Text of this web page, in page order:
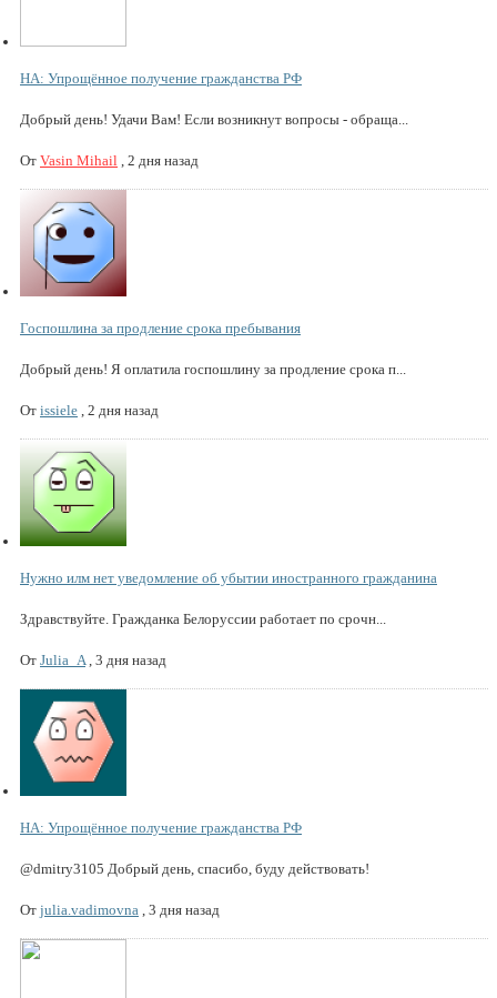
НА: Упрощённое получение гражданства РФ
Добрый день! Удачи Вам! Если возникнут вопросы - обраща...
От Vasin Mihail , 2 дня назад
Госпошлина за продление срока пребывания
Добрый день! Я оплатила госпошлину за продление срока п...
От issiele , 2 дня назад
Нужно илм нет уведомление об убытии иностранного гражданина
Здравствуйте. Гражданка Белоруссии работает по срочн...
От Julia_A, 3 дня назад
НА: Упрощённое получение гражданства РФ
@dmitry3105 Добрый день, спасибо, буду действовать!
От julia.vadimovna , 3 дня назад